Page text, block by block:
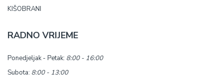
KIŠOBRANI
RADNO VRIJEME
Ponedjeljak - Petak: 8:00 - 16:00
Subota: 8:00 - 13:00